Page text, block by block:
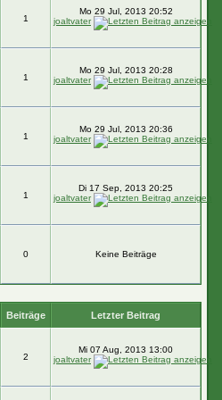
1
Mo 29 Jul, 2013 20:52
joaltvater
1
Mo 29 Jul, 2013 20:28
joaltvater
1
Mo 29 Jul, 2013 20:36
joaltvater
1
Di 17 Sep, 2013 20:25
joaltvater
0 Keine Beiträge
Beiträge Letzter Beitrag
2
Mi 07 Aug, 2013 13:00
joaltvater